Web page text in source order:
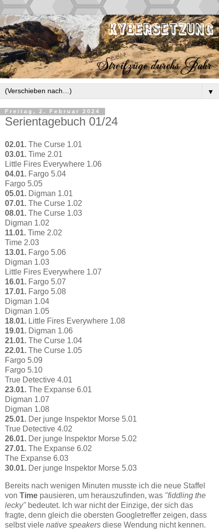
▼
Freitag, 2. Februar 2024
Serientagebuch 01/24
02.01. The Curse 1.01
03.01. Time 2.01
Little Fires Everywhere 1.06
04.01. Fargo 5.04
Fargo 5.05
05.01. Digman 1.01
07.01. The Curse 1.02
08.01. The Curse 1.03
Digman 1.02
11.01. Time 2.02
Time 2.03
13.01. Fargo 5.06
Digman 1.03
Little Fires Everywhere 1.07
16.01. Fargo 5.07
17.01. Fargo 5.08
Digman 1.04
Digman 1.05
18.01. Little Fires Everywhere 1.08
19.01. Digman 1.06
21.01. The Curse 1.04
22.01. The Curse 1.05
Fargo 5.09
Fargo 5.10
True Detective 4.01
23.01. The Expanse 6.01
Digman 1.07
Digman 1.08
25.01. Der junge Inspektor Morse 5.01
True Detective 4.02
26.01. Der junge Inspektor Morse 5.02
27.01. The Expanse 6.02
The Expanse 6.03
30.01. Der junge Inspektor Morse 5.03
Bereits nach wenigen Minuten musste ich die neue Staffel
von Time pausieren, um herauszufinden, was "fiddling the
lecky" bedeutet. Ich war nicht der Einzige, der sich das
fragte, denn gleich die obersten Googletreffer zeigen, dass
selbst viele native speakers diese Wendung nicht kennen.